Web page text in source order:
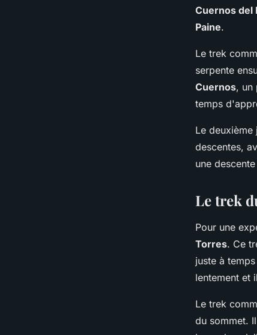
Cuernos del
Paine.
Le trek
serpente
Cuernos, un
temps
Le deuxième
descentes,
une
Le trek
Pour une
Torres. Ce
juste à
lentement et
Le trek
du sommet.